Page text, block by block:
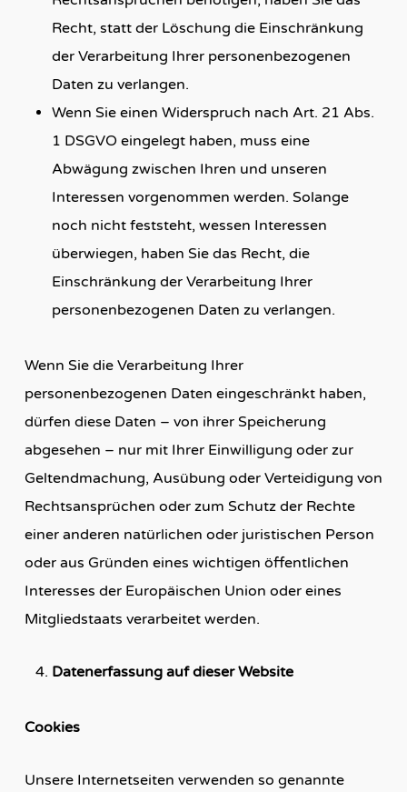
Recht, statt der Löschung die Einschränkung
der Verarbeitung Ihrer personenbezogenen
Daten zu verlangen.
Wenn Sie einen Widerspruch nach Art. 21 Abs.
1 DSGVO eingelegt haben, muss eine
Abwägung zwischen Ihren und unseren
Interessen vorgenommen werden. Solange
noch nicht feststeht, wessen Interessen
überwiegen, haben Sie das Recht, die
Einschränkung der Verarbeitung Ihrer
personenbezogenen Daten zu verlangen.
Wenn Sie die Verarbeitung Ihrer
personenbezogenen Daten eingeschränkt haben,
dürfen diese Daten – von ihrer Speicherung
abgesehen – nur mit Ihrer Einwilligung oder zur
Geltendmachung, Ausübung oder Verteidigung von
Rechtsansprüchen oder zum Schutz der Rechte
einer anderen natürlichen oder juristischen Person
oder aus Gründen eines wichtigen öffentlichen
Interesses der Europäischen Union oder eines
Mitgliedstaats verarbeitet werden.
Datenerfassung auf dieser Website
Cookies
Unsere Internetseiten verwenden so genannte